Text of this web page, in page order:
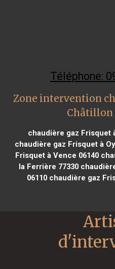
Téléphone:
Zone intervention
Châtillon
chaudière gaz Frisquet
chaudière gaz Frisquet à
Frisquet à Vence 06140
la Ferrière 77330
06110 chaudière gaz